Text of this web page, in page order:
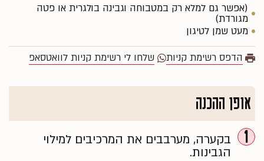
(אפשר גם למלא רק במטבוחה וגבינה בולגרית או פטה
מגורדת)
מעט שמן לטיגון
הדפס רשימת קניות שלחו לי רשימת קניות לוואטסאפ
אופן ההכנה
1
בקערה, מערבבים את המרכיבים למילוי
הגבינות.